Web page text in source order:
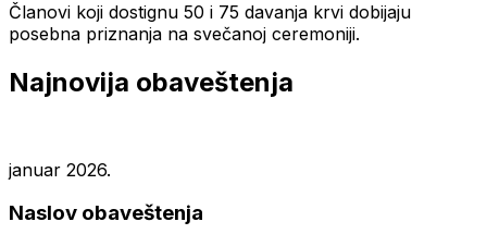
Članovi koji dostignu 50 i 75 davanja krvi dobijaju
posebna priznanja na svečanoj ceremoniji.
Najnovija obaveštenja
januar 2026.
Naslov obaveštenja